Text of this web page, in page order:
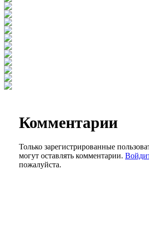
Комментарии
Только зарегистрированные
могут оставлять комментарии.
пожалуйста.